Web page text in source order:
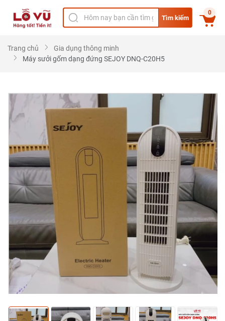
Tìm kiếm
0
Trang chủ
Gia dụng thông minh
Máy sưởi gốm dạng đứng SEJOY DNQ-C20H5